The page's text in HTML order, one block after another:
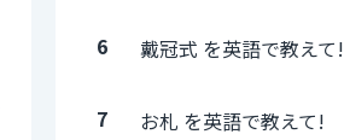
6 戴冠式 を英語で教えて!
7 お札 を英語で教えて!